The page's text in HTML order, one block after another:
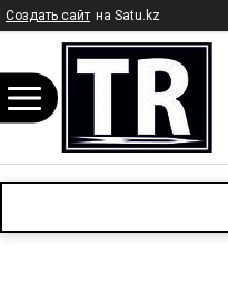
Создать сайт на Satu.kz